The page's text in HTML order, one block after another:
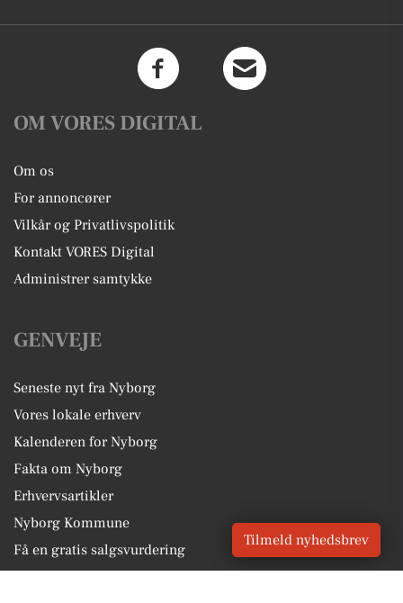
OM VORES DIGITAL
Om os
For annoncører
Vilkår og Privatlivspolitik
Kontakt VORES Digital
Administrer samtykke
GENVEJE
Seneste nyt fra Nyborg
Vores lokale erhverv
Kalenderen for Nyborg
Fakta om Nyborg
Erhvervsartikler
Nyborg Kommune
Få en gratis salgsvurdering
Tilmeld nyhedsbrev